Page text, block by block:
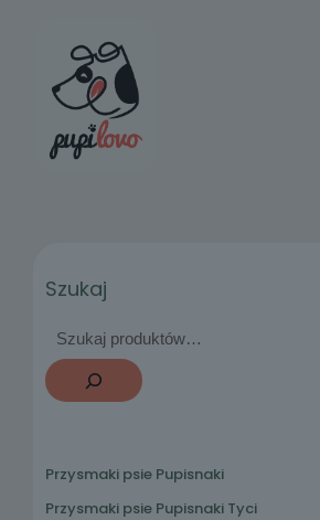
Szukaj
Przysmaki psie Pupisnaki
Przysmaki psie Pupisnaki Tyci